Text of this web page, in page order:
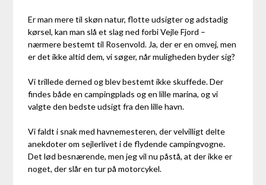
Er man mere til skøn natur, flotte udsigter og adstadig
kørsel, kan man slå et slag ned forbi Vejle Fjord –
nærmere bestemt til Rosenvold. Ja, der er en omvej, men
er det ikke altid dem, vi søger, når muligheden byder sig?
Vi trillede derned og blev bestemt ikke skuffede. Der
findes både en campingplads og en lille marina, og vi
valgte den bedste udsigt fra den lille havn.
Vi faldt i snak med havnemesteren, der velvilligt delte
anekdoter om sejlerlivet i de flydende campingvogne.
Det lød besnærende, men jeg vil nu påstå, at der ikke er
noget, der slår en tur på motorcykel.